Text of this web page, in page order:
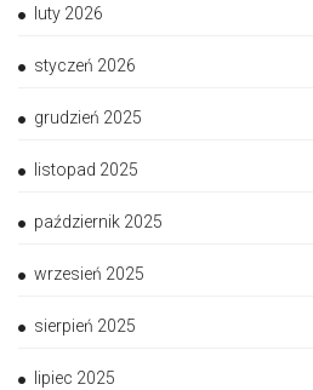
luty 2026
styczeń 2026
grudzień 2025
listopad 2025
październik 2025
wrzesień 2025
sierpień 2025
lipiec 2025